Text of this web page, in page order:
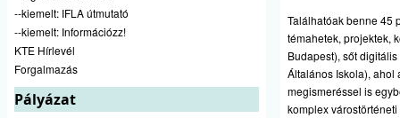
--kiemelt: IFLA útmutató
--kiemelt: Információzz!
KTE Hírlevél
Forgalmazás
Pályázat
Találhatóak benne 45
témahetek, projektek,
Budapest), sőt
Általános Iskola), ahol
megismeréssel is
komplex